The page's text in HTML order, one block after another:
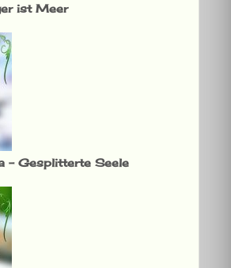
ist Meer
– Gesplitterte Seele